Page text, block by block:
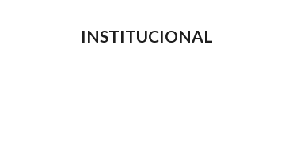
INSTITUCIONAL